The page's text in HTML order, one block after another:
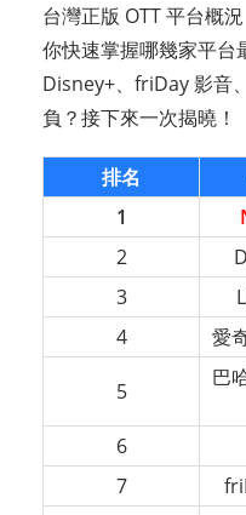
台灣正版 OTT 平台概
你快速掌握哪幾家平台
Disney+、friDay 影音
負？接下來一次揭曉！
排名
1
2
3
4
愛
5
巴
6
7